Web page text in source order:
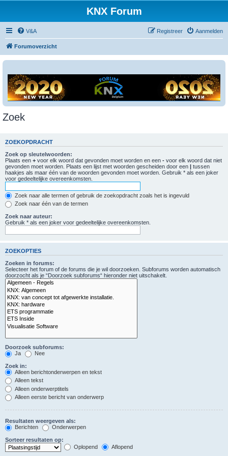
KNX Forum
V&A Aanmelden
Registreer
Forumoverzicht
Zoek
ZOEKOPDRACHT
Zoek op sleutelwoorden:
Plaats een + voor elk woord dat gevonden moet worden en een - voor elk woord dat niet
gevonden moet worden. Plaats een lijst met woorden gescheiden door een | tussen
haakjes als maar één van de woorden gevonden moet worden. Gebruik * als een joker
voor gedeeltelijke overeenkomsten.
Zoek naar alle termen of gebruik de zoekopdracht zoals het is ingevuld
Zoek naar één van de termen
Zoek naar auteur:
Gebruik * als een joker voor gedeeltelijke overeenkomsten.
ZOEKOPTIES
Zoeken in forums:
Selecteer het forum of de forums die je wil doorzoeken. Subforums worden automatisch
doorzocht als je “Doorzoek subforums“ hieronder niet uitschakelt.
Doorzoek subforums:
Ja
Nee
Zoek in:
Alleen berichtonderwerpen en tekst
Alleen tekst
Alleen onderwerptitels
Alleen eerste bericht van onderwerp
Resultaten weergeven als:
Berichten
Onderwerpen
Sorteer resultaten op:
Oplopend
Aflopend